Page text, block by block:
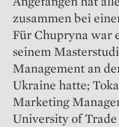
zusammen bei
Für Chupryna war
seinem
Management an
Ukraine hatte;
Marketing
University of